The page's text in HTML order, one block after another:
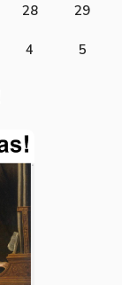
28 29
4 5